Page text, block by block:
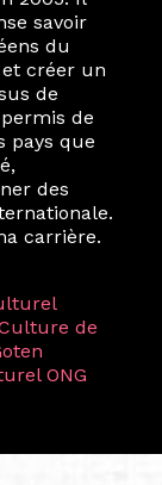
savoir
du
créer un
de
de
pays que
des
carrière.
de
ONG